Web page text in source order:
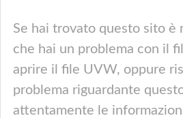
Se hai trovato questo sito è
che hai un problema con il
aprire il file UVW, oppure
problema riguardante
attentamente le